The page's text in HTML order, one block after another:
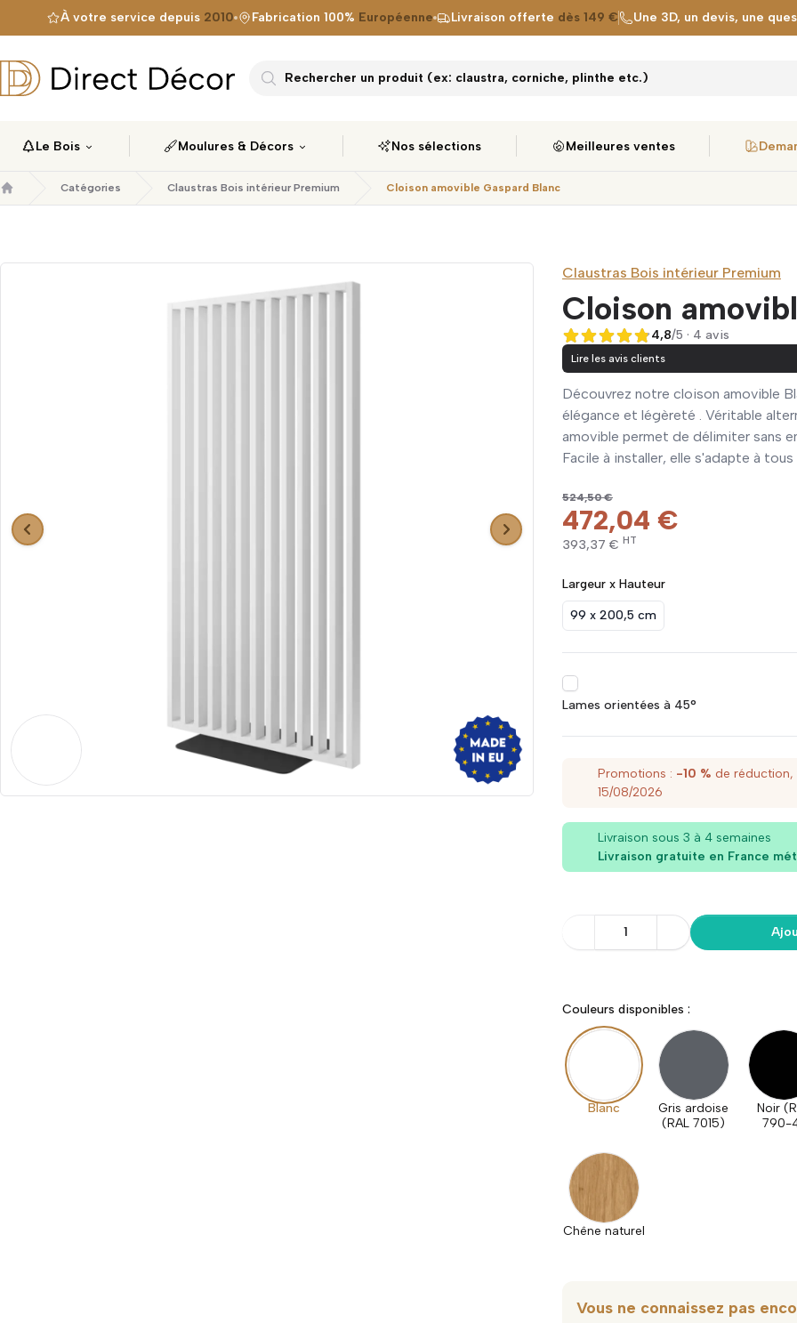
À votre service depuis 2010 Fabrication 100% Européenne Livraison offerte dès 149 € Une 3D, un devis, une
Direct Décor Rechercher un produit (ex: claustra, corniche, plinthe etc.)
Le Bois Moulures & Décors Nos sélections Meilleures ventes
Accueil
Catégories Claustras Bois intérieur Premium Cloison amovible Gaspard Blanc
Claustras Bois intérieur Premium
Cloison
4,8 sur 5
4,8/5 · 4 avis
Lire les avis clients
Découvrez notre cloison amovible
élégance et légèreté . Véritable
amovible permet de délimiter sans
Facile à installer, elle s'adapte à tous
524,50 €
472,04 €
393,37 € HT
Largeur x Hauteur
99 x 200,5 cm
Lames orientées à 45°
Promotions : -10 % de
15/08/2026
Livraison sous 3 à 4 semaines
Livraison gratuite en France
1
Couleurs disponibles :
Blanc
Gris ardoise
(RAL 7015)
Noir
790-
Chêne naturel
Vous ne connaissez pas